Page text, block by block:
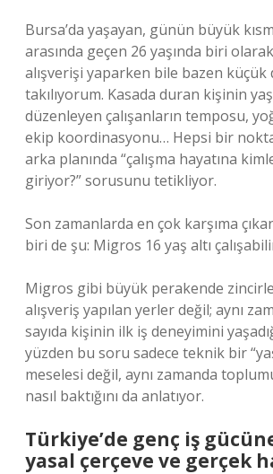
Bursa’da yaşayan, günün büyük
arasında geçen 26 yaşında biri
alışverişi yaparken bile bazen küçük
takılıyorum. Kasada duran kişinin
düzenleyen çalışanların temposu,
ekip koordinasyonu… Hepsi bir
arka planında “çalışma hayatına
giriyor?” sorusunu tetikliyor.
Son zamanlarda en çok karşıma
biri de şu: Migros 16 yaş altı
Migros gibi büyük perakende
alışveriş yapılan yerler değil; aynı
sayıda kişinin ilk iş deneyimini
yüzden bu soru sadece teknik bir “yaş
meselesi değil, aynı zamanda
nasıl baktığını da anlatıyor.
Türkiye’de genç iş
yasal çerçeve ve gerçek